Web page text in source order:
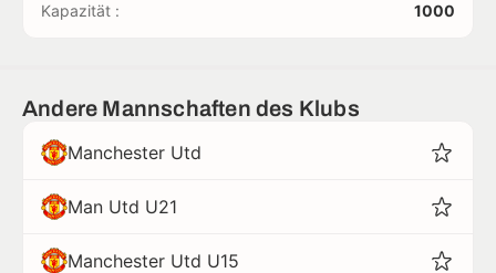
Kapazität :
1000
Andere Mannschaften des Klubs
Manchester Utd
Man Utd U21
Manchester Utd U15